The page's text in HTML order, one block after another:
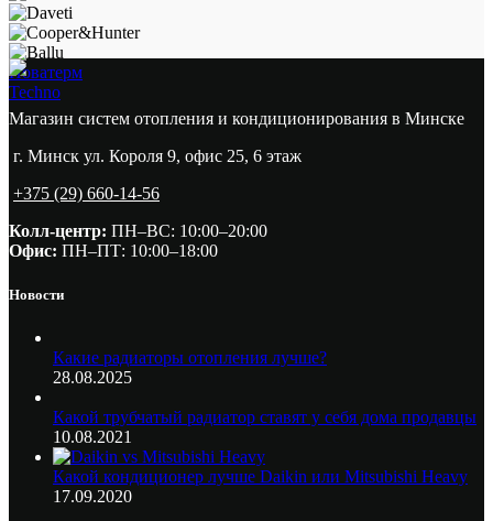
Новатерм
Techno
Магазин систем отопления и кондиционирования в Минске
г. Минск ул. Короля 9, офис 25, 6 этаж
+375 (29) 660-14-56
Колл-центр: ПН–ВС: 10:00–20:00​
Офис: ПН–ПТ: 10:00–18:00
Новости
Какие радиаторы отопления лучше?
28.08.2025
Какой трубчатый радиатор ставят у себя дома продавцы
10.08.2021
Какой кондиционер лучше Daikin или Mitsubishi Heavy
17.09.2020